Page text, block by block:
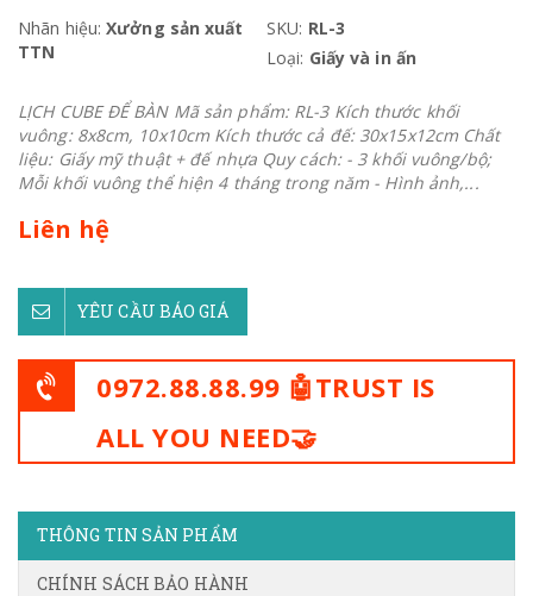
Nhãn hiệu: Xưởng sản xuất
TTN
SKU: RL-3
Loại: Giấy và in ấn
LỊCH CUBE ĐỂ BÀN Mã sản phẩm: RL-3 Kích thước khối
vuông: 8x8cm, 10x10cm Kích thước cả đế: 30x15x12cm Chất
liệu: Giấy mỹ thuật + đế nhựa Quy cách: - 3 khối vuông/bộ;
Mỗi khối vuông thể hiện 4 tháng trong năm - Hình ảnh,...
Liên hệ
YÊU CẦU BÁO GIÁ
0972.88.88.99 🤖TRUST IS
ALL YOU NEED🤝
THÔNG TIN SẢN PHẨM
CHÍNH SÁCH BẢO HÀNH